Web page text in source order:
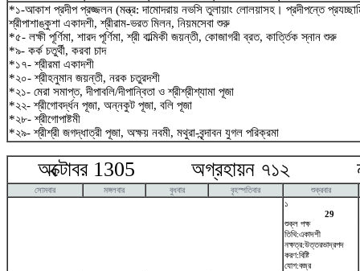
*১-আকাশ প্রদীপ প্রজ্জলন (মন্ত্র: দামোদরায় নভসি তুলায়াং লোলয়াসহ। প্রদীপন্তে
শ্রীপাশাঙ্কুশা একাদশী, শ্রীরাম-ভরত মিলন, নিয়মসেবা শুরু
*৫- লক্ষী পূর্ণিমা, শারদ পূর্ণিমা, শ্রী বাল্মিকী জয়ন্তী, কোজাগরী ব্রত, কার্ত্তিক স্নান শুরু
*৯- কর্ক চতুর্থী, করবা চাদ
*১৭- শ্রীরমা একাদশী
*২০- শ্রীহনুমান জয়ন্তী, নরক চতুরদশী
*২১- মেরা সমাপ্ত, দীপাবলি/দীপান্বিতা ও শ্রীশ্রীশ্যামা পূজা
*২২- শ্রীগোবর্দ্ধন পূজা, অন্নকুট পূজা, বলি পূজা
*২৮- শ্রীগোপাষ্টমী
*২৯- শ্রীশ্রী জগদ্ধাত্রী পূজা, অক্ষয় নবমী, মথুরা-বৃন্দাবন যুগল পরিক্রমা
অক্টোবর 1305 অগ্রহায়ন ৭১২
সোমবার মঙ্গলবার বুধবার বৃহস্পতিবার
শুক্রবার
১
29
শুক্ল পক্ষ
তিথি:একাদশী
নক্ষত্র:উত্তরভাদ্রপদ
করণ:বিষ্টি
যোগ:বজ্র